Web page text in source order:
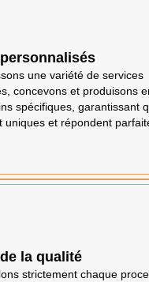
une variété de services
concevons et produisons
spécifiques, garantissant
uniques et répondent
la qualité
strictement chaque